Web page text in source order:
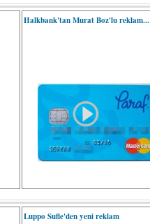
Halkbank'tan Murat Boz'lu reklam...
Luppo Sufle'den yeni reklam